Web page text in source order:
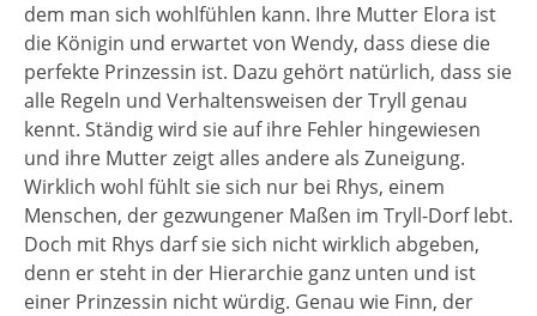
dem man sich wohlfühlen kann. Ihre Mutter Elora ist
die Königin und erwartet von Wendy, dass diese die
perfekte Prinzessin ist. Dazu gehört natürlich, dass sie
alle Regeln und Verhaltensweisen der Tryll genau
kennt. Ständig wird sie auf ihre Fehler hingewiesen
und ihre Mutter zeigt alles andere als Zuneigung.
Wirklich wohl fühlt sie sich nur bei Rhys, einem
Menschen, der gezwungener Maßen im Tryll-Dorf lebt.
Doch mit Rhys darf sie sich nicht wirklich abgeben,
denn er steht in der Hierarchie ganz unten und ist
einer Prinzessin nicht würdig. Genau wie Finn, der